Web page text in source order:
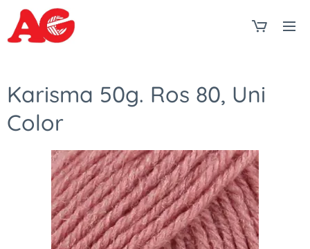
Karisma 50g. Ros 80, Uni
Color